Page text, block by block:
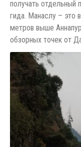
получать отдельный
гида. Манаслу – это
метров выше
обзорных точек от